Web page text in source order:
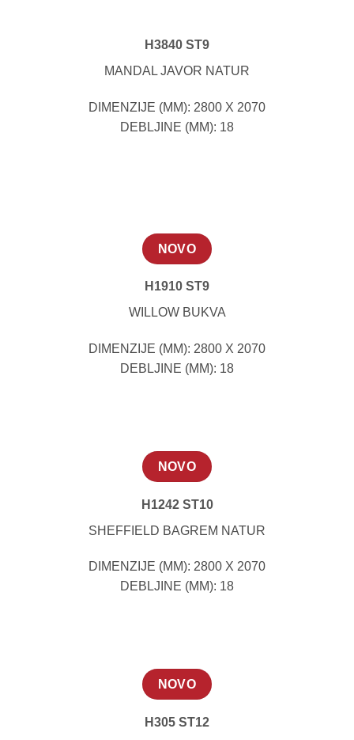
H3840 ST9
MANDAL JAVOR NATUR
DIMENZIJE (MM): 2800 X 2070
DEBLJINE (MM): 18
NOVO
H1910 ST9
WILLOW BUKVA
DIMENZIJE (MM): 2800 X 2070
DEBLJINE (MM): 18
NOVO
H1242 ST10
SHEFFIELD BAGREM NATUR
DIMENZIJE (MM): 2800 X 2070
DEBLJINE (MM): 18
NOVO
H305 ST12